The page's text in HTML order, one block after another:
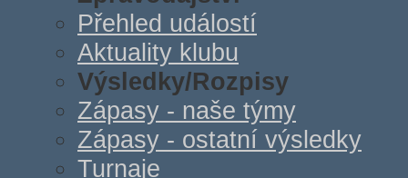
Přehled událostí
Aktuality klubu
Výsledky/Rozpisy
Zápasy - naše týmy
Zápasy - ostatní výsledky
Turnaje